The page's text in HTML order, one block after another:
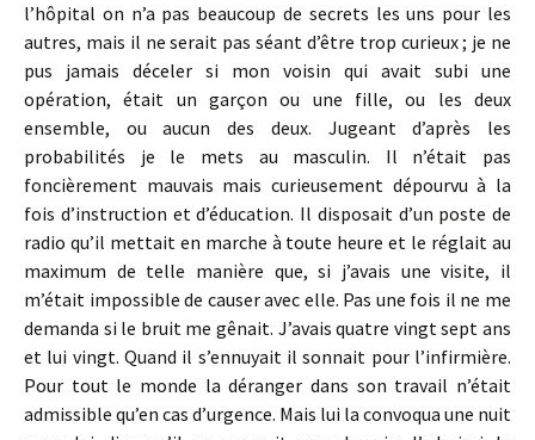
l’hôpital on n’a pas beaucoup de secrets les uns pour les
autres, mais il ne serait pas séant d’être trop curieux ; je ne
pus jamais déceler si mon voisin qui avait subi une
opération, était un garçon ou une fille, ou les deux
ensemble, ou aucun des deux. Jugeant d’après les
probabilités je le mets au masculin. Il n’était pas
foncièrement mauvais mais curieusement dépourvu à la
fois d’instruction et d’éducation. Il disposait d’un poste de
radio qu’il mettait en marche à toute heure et le réglait au
maximum de telle manière que, si j’avais une visite, il
m’était impossible de causer avec elle. Pas une fois il ne me
demanda si le bruit me gênait. J’avais quatre vingt sept ans
et lui vingt. Quand il s’ennuyait il sonnait pour l’infirmière.
Pour tout le monde la déranger dans son travail n’était
admissible qu’en cas d’urgence. Mais lui la convoqua une nuit